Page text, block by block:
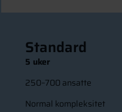
Standard
5 uker
250–700 ansatte
Normal kompleksitet